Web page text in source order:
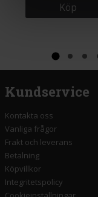
Köp
Kundservice
Kontakta oss
Vanliga frågor
Frakt och leverans
Betalning
Köpvillkor
Integritetspolicy